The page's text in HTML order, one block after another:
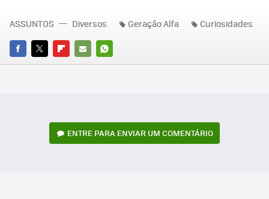
FACEBOOK
TWITTERFLIPBOARD
E-
WHATSAPP
ASSUNTOS Diversos Geração Alfa Curiosidades
ENTRE PARA ENVIAR UM COMENTÁRIO